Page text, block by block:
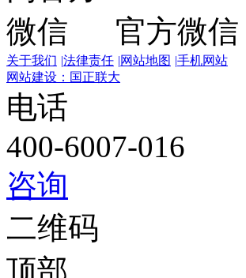
官方微信
关于我们 |法律责任 |网站地图 |手机网站
网站建设：国正联大
电话
400-6007-016
咨询
二维码
顶部